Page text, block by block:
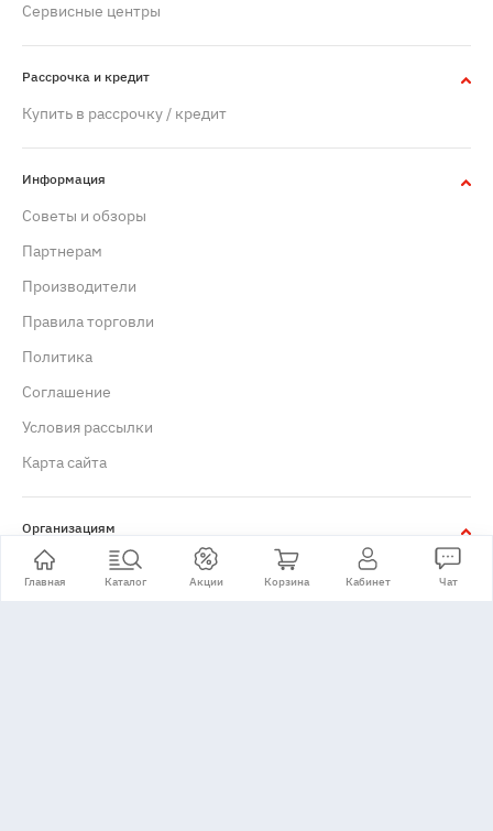
Главная Каталог Акции Корзина Кабинет Чат
Сервисные центры
Рассрочка и кредит
Купить в рассрочку / кредит
Информация
Советы и обзоры
Партнерам
Производители
Правила торговли
Политика
Cоглашение
Условия рассылки
Карта сайта
Организациям
Юридическим лицам